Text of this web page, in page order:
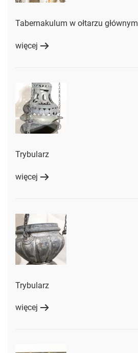
Tabernakulum w ołtarzu głównym
więcej
Trybularz
więcej
Trybularz
więcej